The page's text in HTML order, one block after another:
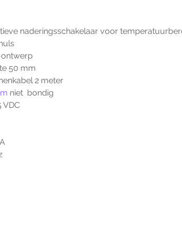
naderingsschakelaar voor
50 mm
2 meter
niet  bondig
VDC